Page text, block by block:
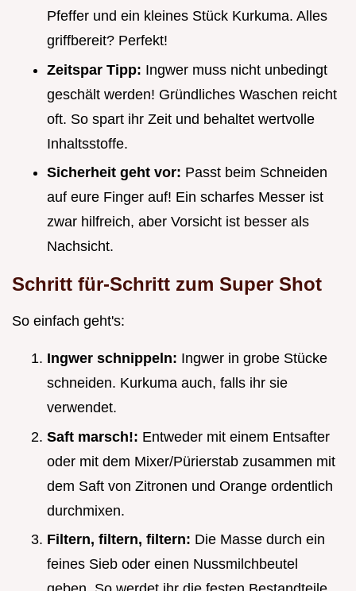
Pfeffer und ein kleines Stück Kurkuma. Alles
griffbereit? Perfekt!
Zeitspar Tipp: Ingwer muss nicht unbedingt
geschält werden! Gründliches Waschen reicht
oft. So spart ihr Zeit und behaltet wertvolle
Inhaltsstoffe.
Sicherheit geht vor: Passt beim Schneiden
auf eure Finger auf! Ein scharfes Messer ist
zwar hilfreich, aber Vorsicht ist besser als
Nachsicht.
Schritt für-Schritt zum Super Shot
So einfach geht's:
Ingwer schnippeln: Ingwer in grobe Stücke
schneiden. Kurkuma auch, falls ihr sie
verwendet.
Saft marsch!: Entweder mit einem Entsafter
oder mit dem Mixer/Pürierstab zusammen mit
dem Saft von Zitronen und Orange ordentlich
durchmixen.
Filtern, filtern, filtern: Die Masse durch ein
feines Sieb oder einen Nussmilchbeutel